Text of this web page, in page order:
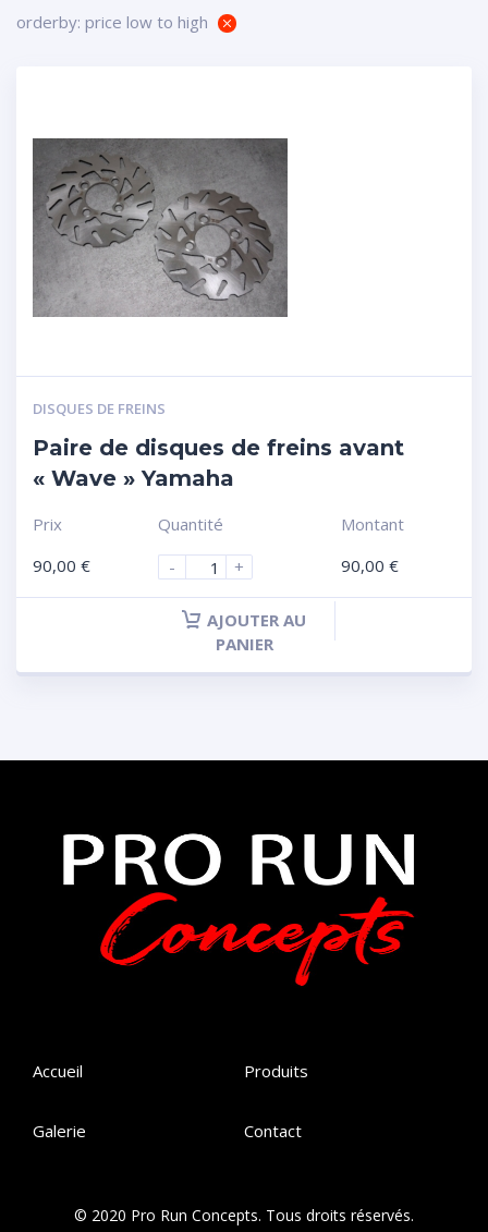
orderby: price low to high
DISQUES DE FREINS
Paire de disques de freins avant
« Wave » Yamaha
Prix
90,00 €
Quantité
-
+
Montant
90,00 €
AJOUTER AU
PANIER
Accueil Produits
Galerie Contact
© 2020 Pro Run Concepts. Tous droits réservés.